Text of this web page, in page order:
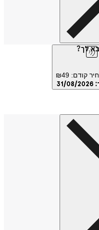
לך?
קודם: ₪49
31/08/2026